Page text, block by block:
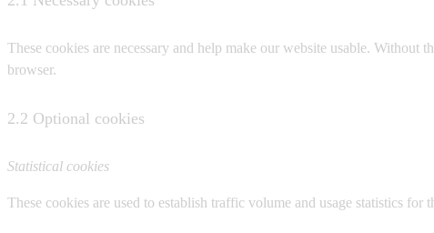
These cookies are necessary and help make our website usable.
browser.
2.2 Optional cookies
Statistical cookies
These cookies are used to establish traffic volume and usage statistics for